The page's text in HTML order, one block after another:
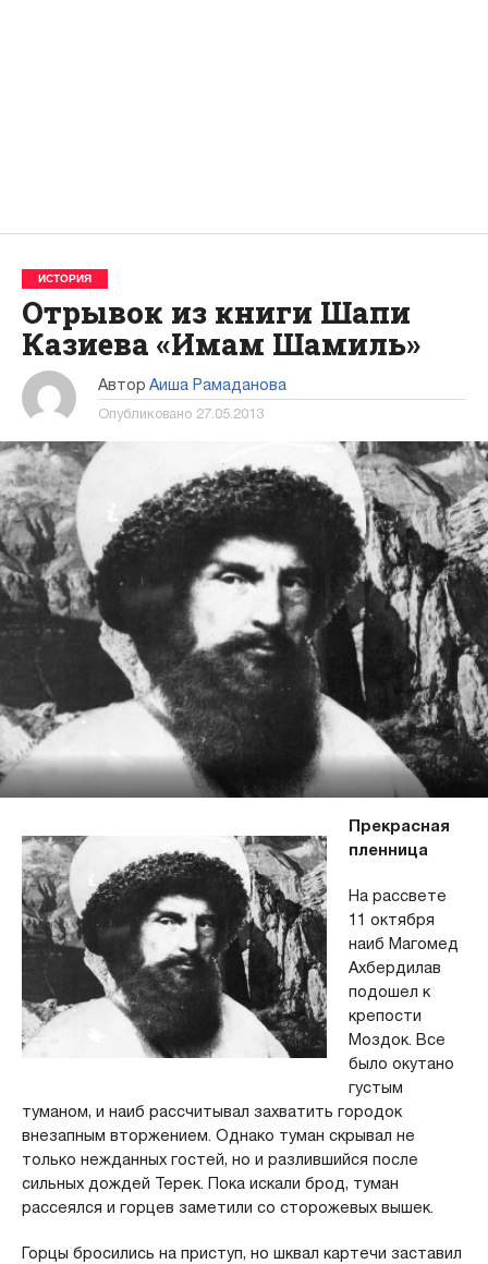
ИСТОРИЯ
Отрывок из книги Шапи
Казиева «Имам Шамиль»
Автор Аиша Рамаданова
Опубликовано 27.05.2013
Прекрасная
пленница
На рассвете
11 октября
наиб Магомед
Ахбердилав
подошел к
крепости
Моздок. Все
было окутано
густым
туманом, и наиб рассчитывал захватить городок
внезапным вторжением. Однако туман скрывал не
только нежданных гостей, но и разлившийся после
сильных дождей Терек. Пока искали брод, туман
рассеялся и горцев заметили со сторожевых вышек.
Горцы бросились на приступ, но шквал картечи заставил